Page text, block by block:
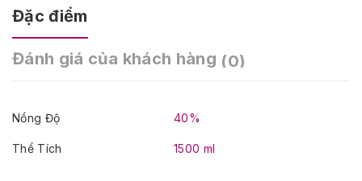
Đặc điểm
Đánh giá của khách hàng (0)
Nồng Độ 40%
Thể Tích 1500 ml